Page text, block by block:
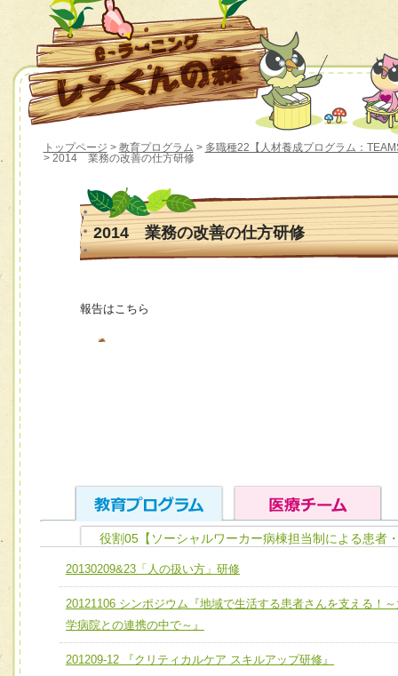
トップページ > 教育プログラム > 多職種22【人材養成プログラム：
> 2014 業務の改善の仕方研修
2014 業務の改善の仕方研修
報告はこちら
ユニット１ 医療人としての基礎能力
全人的医療を実践する医療人として、必要な基礎能力を身
ける
必要に応じて柔軟に医療チームを組織し、強調できる
チーム01【病院内横断的問題解決チーム】
チーム02【地域医療連携推進による高度医療を必要とする
宅患者等支援チーム】
役割05【ソーシャルワーカー病棟担当制による患者
20130209&23「人の扱い方」研修
20121106 シンポジウム『地域で生活する患者さんを支える！
学病院との連携の中で～』
201209-12 『クリティカルケア スキルアップ研修』